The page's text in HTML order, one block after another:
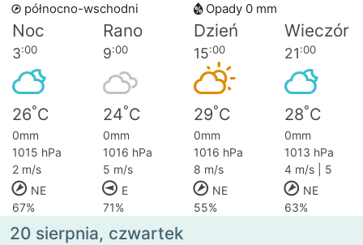
północno-wschodni Opady 0 mm
Noc Rano Dzień Wieczór
3:00 9:00 15:00 21:00
26°C 24°C 29°C 28°C
0mm 0mm 0mm
0mm
1015 hPa
1016 hPa 1016 hPa
1013 hPa
2 m/s
5 m/s 8 m/s
4 m/s | 5
NE
E NE
NE
67%
71% 55% 63%
20 sierpnia, czwartek